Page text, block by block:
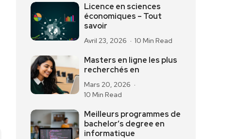
Licence en sciences
économiques – Tout
savoir
Avril 23, 2026 10 Min Read
Masters en ligne les plus
recherchés en
Mars 20, 2026
10 Min Read
Meilleurs programmes de
bachelor’s degree en
informatique